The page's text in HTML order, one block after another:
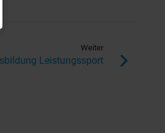
Weiter
Leistungssport